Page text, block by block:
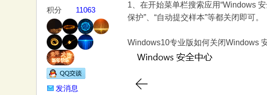
积分
11063
发消息
1、在开始菜单栏搜索应用“Windows
保护”、“自动提交样本”等都关闭即可。
Windows10专业版如何关闭Windows